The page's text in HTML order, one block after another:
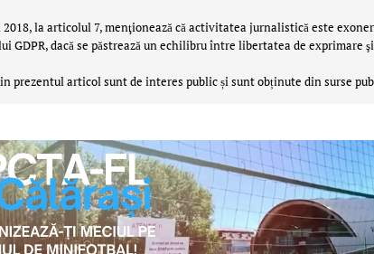
2018, la articolul 7, menţionează că activitatea jurnalistică este
GDPR, dacă se păstrează un echilibru între libertatea de exprimare
prezentul articol sunt de interes public și sunt obținute din surse